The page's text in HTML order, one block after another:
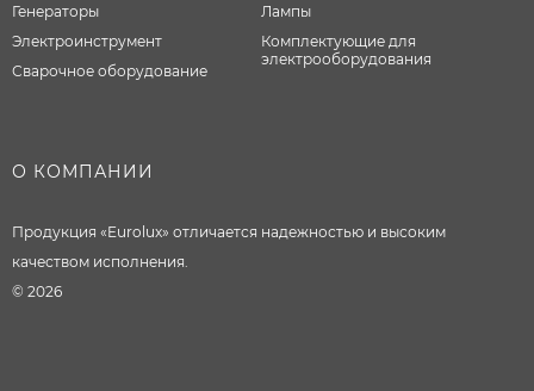
Генераторы
Электроинструмент
Сварочное оборудование
Лампы
Комплектующие для
электрооборудования
О КОМПАНИИ
Продукция «Eurolux» отличается надежностью и высоким
качеством исполнения.
© 2026